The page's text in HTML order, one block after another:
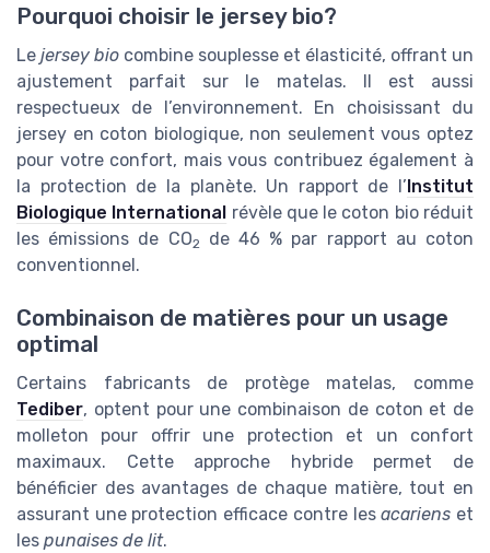
Pourquoi choisir le jersey bio?
Le jersey bio combine souplesse et élasticité, offrant un
ajustement parfait sur le matelas. Il est aussi
respectueux de l’environnement. En choisissant du
jersey en coton biologique, non seulement vous optez
pour votre confort, mais vous contribuez également à
la protection de la planète. Un rapport de l’Institut
Biologique International révèle que le coton bio réduit
les émissions de CO2
de 46 % par rapport au coton
conventionnel.
Combinaison de matières pour un usage
optimal
Certains fabricants de protège matelas, comme
Tediber, optent pour une combinaison de coton et de
molleton pour offrir une protection et un confort
maximaux. Cette approche hybride permet de
bénéficier des avantages de chaque matière, tout en
assurant une protection efficace contre lesacariens et
les punaises de lit.